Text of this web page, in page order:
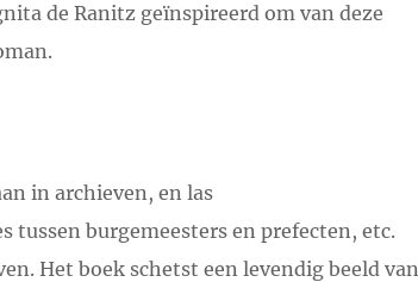
de Ranitz geïnspireerd om van deze
in archieven, en las
burgemeesters en prefecten, etc.
Het boek schetst een levendig beeld van